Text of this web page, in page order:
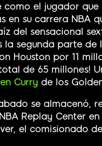
como el jugador
en su carrera NBA
del sensacional
la segunda parte
Houston por 11
de 65 millones!
Curryde los
se almacenó,
Replay Center en
el comisionado